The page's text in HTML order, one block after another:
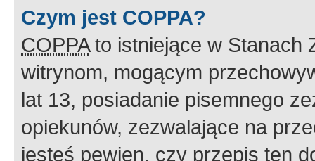
Czym jest COPPA?
COPPAto istniejące w Stanach
witrynom, mogącym
lat 13, posiadanie pisemnego
opiekunów, zezwalające na
jesteś pewien, czy przepis ten